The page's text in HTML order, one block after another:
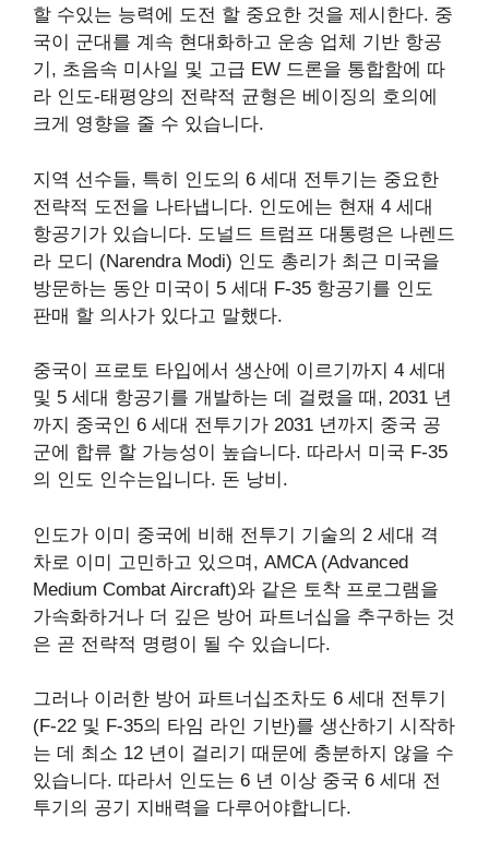
할 수있는 능력에 도전 할 중요한 것을 제시한다. 중
국이 군대를 계속 현대화하고 운송 업체 기반 항공
기, 초음속 미사일 및 고급 EW 드론을 통합함에 따
라 인도-태평양의 전략적 균형은 베이징의 호의에
크게 영향을 줄 수 있습니다.
지역 선수들, 특히 인도의 6 세대 전투기는 중요한
전략적 도전을 나타냅니다. 인도에는 현재 4 세대
항공기가 있습니다. 도널드 트럼프 대통령은 나렌드
라 모디 (Narendra Modi) 인도 총리가 최근 미국을
방문하는 동안 미국이 5 세대 F-35 항공기를 인도
판매 할 의사가 있다고 말했다.
중국이 프로토 타입에서 생산에 이르기까지 4 세대
및 5 세대 항공기를 개발하는 데 걸렸을 때, 2031 년
까지 중국인 6 세대 전투기가 2031 년까지 중국 공
군에 합류 할 가능성이 높습니다. 따라서 미국 F-35
의 인도 인수는입니다. 돈 낭비.
인도가 이미 중국에 비해 전투기 기술의 2 세대 격
차로 이미 고민하고 있으며, AMCA (Advanced
Medium Combat Aircraft)와 같은 토착 프로그램을
가속화하거나 더 깊은 방어 파트너십을 추구하는 것
은 곧 전략적 명령이 될 수 있습니다.
그러나 이러한 방어 파트너십조차도 6 세대 전투기
(F-22 및 F-35의 타임 라인 기반)를 생산하기 시작하
는 데 최소 12 년이 걸리기 때문에 충분하지 않을 수
있습니다. 따라서 인도는 6 년 이상 중국 6 세대 전
투기의 공기 지배력을 다루어야합니다.